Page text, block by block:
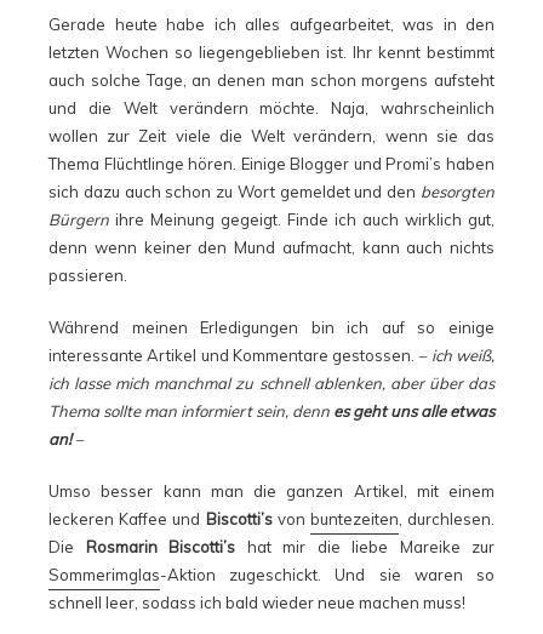
Gerade heute habe ich alles aufgearbeitet, was in den
letzten Wochen so liegengeblieben ist. Ihr kennt bestimmt
auch solche Tage, an denen man schon morgens aufsteht
und die Welt verändern möchte. Naja, wahrscheinlich
wollen zur Zeit viele die Welt verändern, wenn sie das
Thema Flüchtlinge hören. Einige Blogger und Promi’s haben
sich dazu auch schon zu Wort gemeldet und den besorgten
Bürgern ihre Meinung gegeigt. Finde ich auch wirklich gut,
denn wenn keiner den Mund aufmacht, kann auch nichts
passieren.
Während meinen Erledigungen bin ich auf so einige
interessante Artikel und Kommentare gestossen. – ich weiß,
ich lasse mich manchmal zu schnell ablenken, aber über das
Thema sollte man informiert sein, denn es geht uns alle etwas
an!–
Umso besser kann man die ganzen Artikel, mit einem
leckeren Kaffee und Biscotti’svon buntezeiten , durchlesen.
Die Rosmarin Biscotti’s hat mir die liebe Mareike zur
Sommerimglas-Aktion zugeschickt. Und sie waren so
schnell leer, sodass ich bald wieder neue machen muss!